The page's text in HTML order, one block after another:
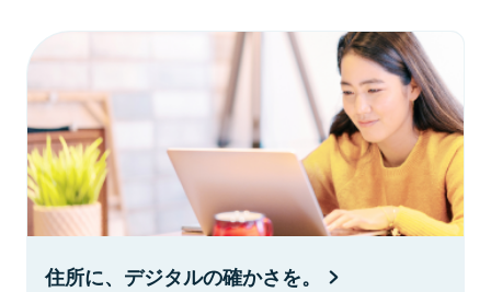
住所に、デジタルの確かさを。